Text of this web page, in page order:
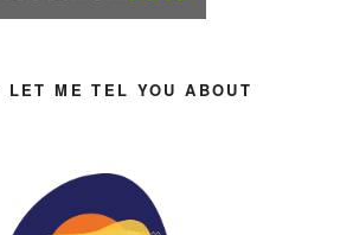
LET ME TEL YOU ABOUT